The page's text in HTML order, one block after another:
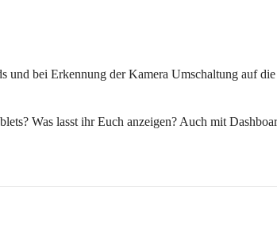
und bei Erkennung der Kamera Umschaltung auf
Was lasst ihr Euch anzeigen? Auch mit